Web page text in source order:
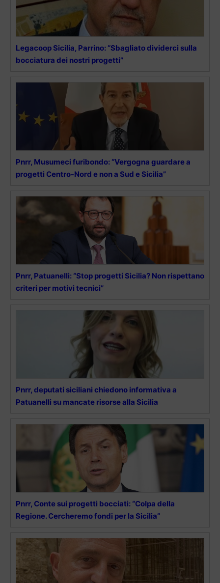
Legacoop Sicilia, Parrino: “Sbagliato dividerci sulla
bocciatura dei nostri progetti”
Pnrr, Musumeci furibondo: “Vergogna guardare a
progetti Centro-Nord e non a Sud e Sicilia”
Pnrr, Patuanelli: “Stop progetti Sicilia? Non rispettano
criteri per motivi tecnici”
Pnrr, deputati siciliani chiedono informativa a
Patuanelli su mancate risorse alla Sicilia
Pnrr, Conte sui progetti bocciati: “Colpa della
Regione. Cercheremo fondi per la Sicilia”